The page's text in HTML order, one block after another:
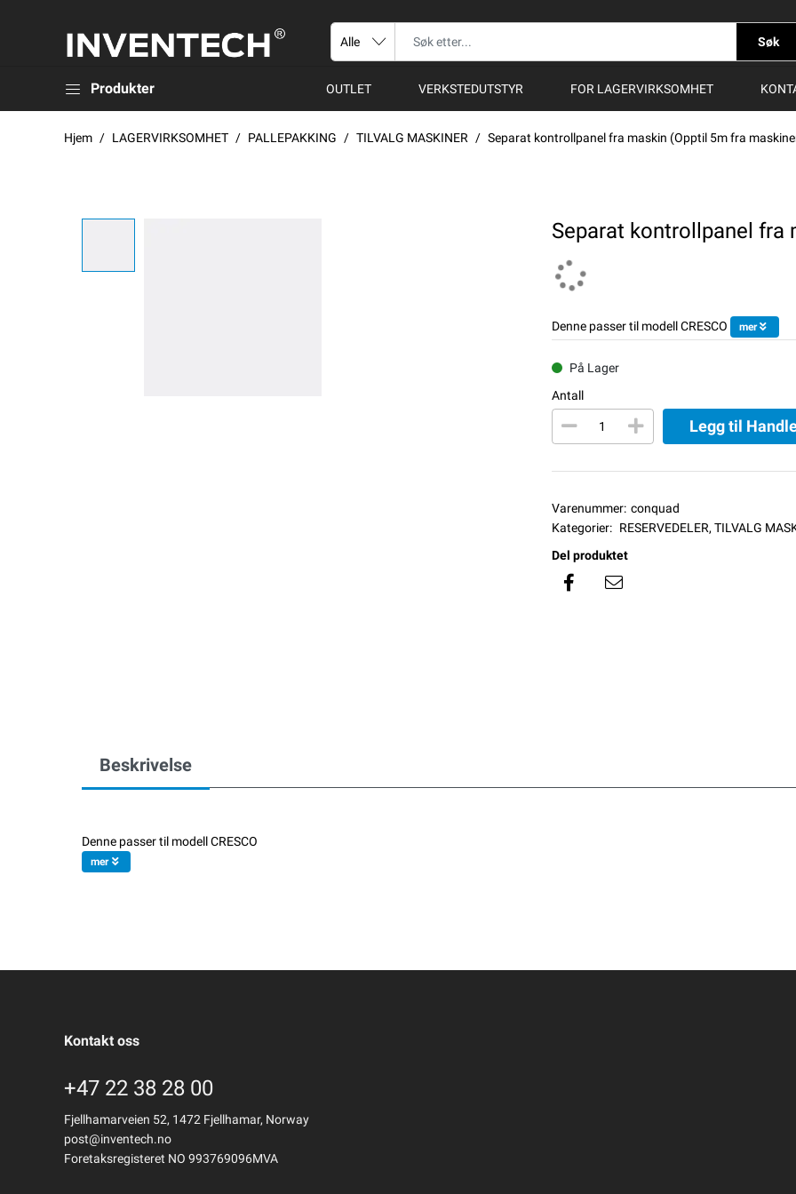
Søk
Produkter OUTLET VERKSTEDUTSTYR FOR LAGERVIRKSOMHET
Hjem LAGERVIRKSOMHET PALLEPAKKING TILVALG MASKINER Separat kontrollpanel fra maskin (Opptil 5m fra
Separat kontrollpanel fra
Denne passer til modell CRESCO mer
På Lager
Antall
Legg til
Varenummer: conquad
Kategorier: RESERVEDELER, TILVALG
Del produktet
Beskrivelse
Denne passer til modell CRESCO
mer
Kontakt oss
+47 22 38 28 00
Fjellhamarveien 52, 1472 Fjellhamar, Norway
post@inventech.no
Foretaksregisteret NO 993769096MVA